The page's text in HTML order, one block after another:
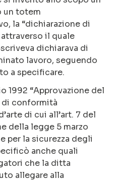
un totem
la “dichiarazione di
il quale
dichiarava di
lavoro, seguendo
a specificare.
1992 “Approvazione del
conformità
di cui all’art. 7 del
della legge 5 marzo
per la sicurezza degli
anche quali
che la ditta
allegare alla